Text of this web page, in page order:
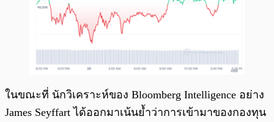
ในขณะที่ นักวิเคราะห์ของ Bloomberg Intelligence อย่าง
James Seyffart ได้ออกมาเน้นย้ำว่าการเข้ามาของกองทุน